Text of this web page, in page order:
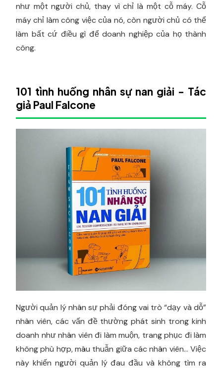
như một người chủ, thay vì chỉ là một cỗ máy. Cỗ
máy chỉ làm công việc của nó, còn người chủ có thể
làm bất cứ điều gì để doanh nghiệp của họ thành
công.
101 tình huống nhân sự nan giải - Tác
giả Paul Falcone
Người quản lý nhân sự phải đóng vai trò “dạy và dỗ”
nhân viên, các vấn đề thường phát sinh trong kinh
doanh như nhân viên đi làm muộn, trang phục đi làm
không phù hợp, mâu thuẫn giữa các nhân viên… Việc
này khiến người quản lý đau đầu và không tìm ra